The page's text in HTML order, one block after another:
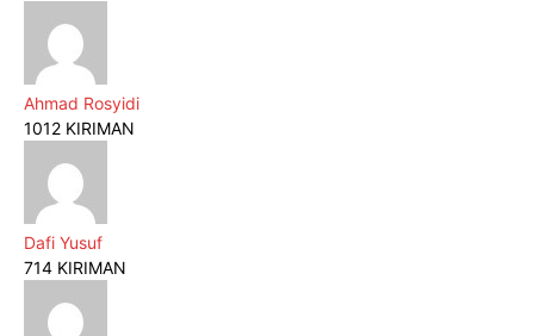
Ahmad Rosyidi
1012 KIRIMAN
Dafi Yusuf
714 KIRIMAN